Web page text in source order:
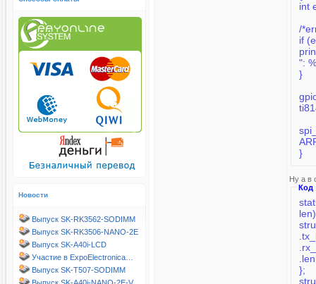
Новости
Выпуск SK-RK3562-SODIMM
Выпуск SK-RK3506-NANO-2E
Выпуск SK-A40i-LCD
Участие в ExpoElectronica…
Выпуск SK-T507-SODIMM
int
/
if
":
}
}
Ну а в
Код
};